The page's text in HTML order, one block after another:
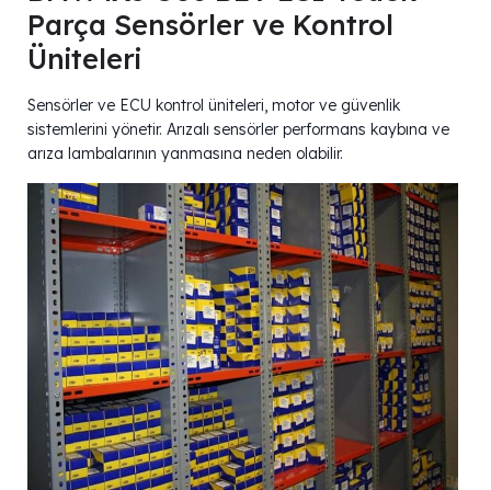
Parça Sensörler ve Kontrol
Üniteleri
Sensörler ve ECU kontrol üniteleri, motor ve güvenlik
sistemlerini yönetir. Arızalı sensörler performans kaybına ve
arıza lambalarının yanmasına neden olabilir.